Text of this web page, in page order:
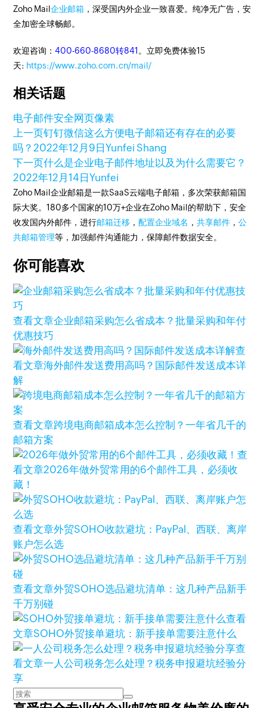
Zoho Mail企业邮箱 ，深受国内外企业一致喜爱。纯净无广告，安
全加密全球畅邮。
欢迎咨询：400-660-8680转841 。立即免费体验15
天: https://www.zoho.com.cn/mail/
相关话题
电子邮件安全网页像素
上一页钉钉微信这么方便电子邮箱还有存在的必要
吗？2022年12月9日Yunfei Shang
下一页什么是企业电子邮件地址以及为什么需要它？
2022年12月14日Yunfei
Zoho Mail企业邮箱是一款SaaS云端电子邮箱，多次荣获邮箱国
际大奖。180多个国家的10万+企业在Zoho Mail的帮助下，安全
收发国内外邮件，进行邮箱迁移 ，配置企业域名 ，共享邮件 ，公
共邮箱管理等，加强邮件沟通能力，保障邮件数据安全。
你可能喜欢
查看文章企业邮箱采购怎么省成本？批量采购和年付
优惠技巧
查
看文章海外邮件发送费用高吗？国际邮件发送成本详
解
查看文章跨境电商邮箱成本怎么控制？一年省几千的
邮箱方案
查
看文章2026年做外贸常用的6个邮件工具，必须收
藏！
查看文章外贸SOHO收款避坑：PayPal、西联、离岸
账户怎么选
查看文章外贸SOHO选品避坑清单：这几种产品新手
千万别碰
查看
文章SOHO外贸接单避坑：新手接单需要注意什么
查
看文章一人公司税务怎么处理？税务申报避坑经验分
享